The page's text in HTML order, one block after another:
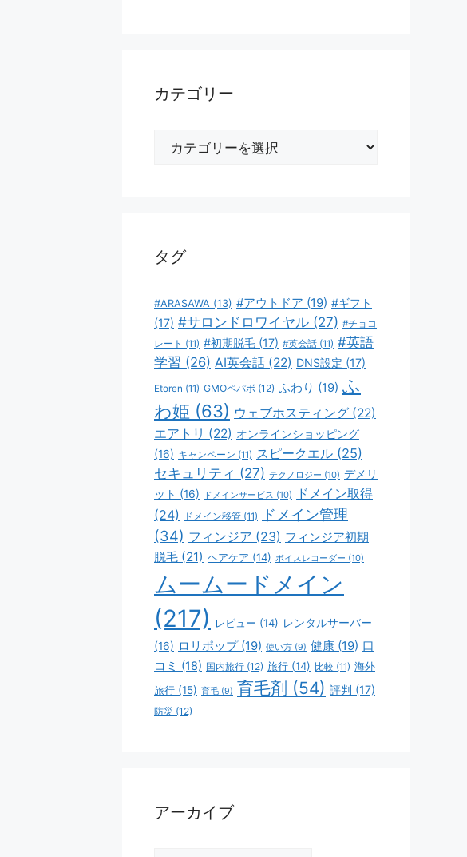
カテゴリー
タグ
#ARASAWA (13) #アウトドア (19) #ギフト
(17) #サロンドロワイヤル (27) #チョコ
レート (11) #初期脱毛 (17) #英会話 (11) #英語
学習 (26) AI英会話 (22) DNS設定 (17)
Etoren (11) GMOペパボ (12) ふわり (19) ふ
わ姫 (63) ウェブホスティング (22)
エアトリ (22) オンラインショッピング
(16) キャンペーン (11) スピークエル (25)
セキュリティ (27) テクノロジー (10) デメリ
ット (16) ドメインサービス (10)
ドメイン取得
(24)
ドメイン移管 (11)
ドメイン管理
(34) フィンジア (23) フィンジア初期
脱毛 (21) ヘアケア (14) ボイスレコーダー (10)
ムームードメイン
(217)
レビュー (14) レンタルサーバー
(16) ロリポップ(19) 使い方 (9) 健康 (19) 口
コミ (18) 国内旅行 (12) 旅行 (14) 比較 (11) 海外
旅行 (15) 育毛 (9) 育毛剤 (54) 評判 (17)
防災 (12)
アーカイブ